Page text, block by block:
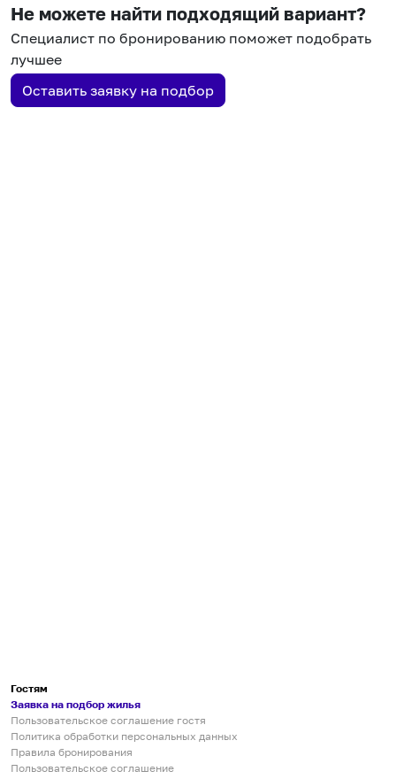
Не можете найти подходящий вариант?
Специалист по бронированию поможет подобрать
лучшее
Оставить заявку на подбор
Гостям
Заявка на подбор жилья
Пользовательское соглашение гостя
Политика обработки персональных данных
Правила бронирования
Пользовательское соглашение